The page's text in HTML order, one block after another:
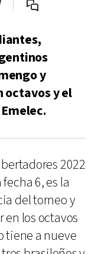
y
octavos y el
2022
6, es la
del torneo y
en los octavos
tiene a nueve